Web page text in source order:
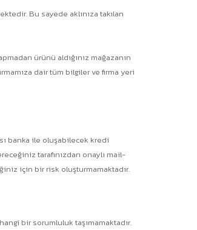
Bu sayede aklınıza takılan
ürünü aldığınız mağazanın
dair tüm bilgiler ve firma yeri
banka ile oluşabilecek kredi
tarafınızdan onaylı mail-
için bir risk oluşturmamaktadır.
bir sorumluluk taşımamaktadır.